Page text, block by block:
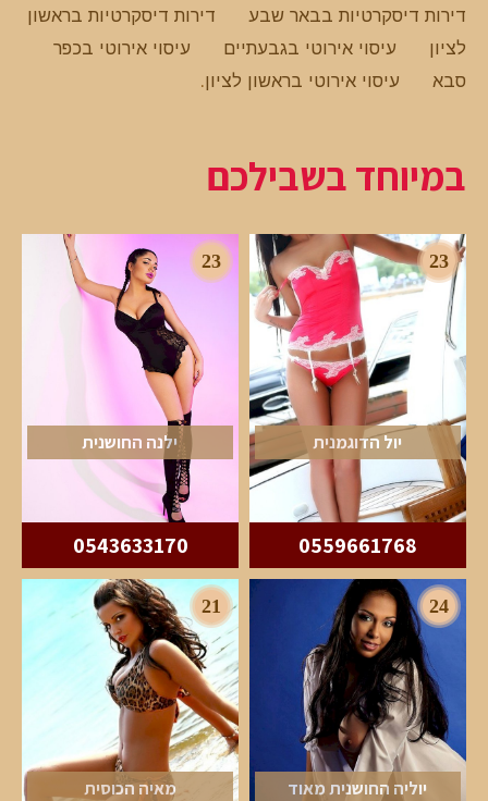
דירות דיסקרטיות בבאר שבע
דירות דיסקרטיות בראשון
לציון
עיסוי אירוטי בגבעתיים
עיסוי אירוטי בכפר
סבא
עיסוי אירוטי בראשון לציון.
במיוחד בשבילכם
23
יול הדוגמנית
0559661768
23
ילנה החושנית
0543633170
24
יוליה החושנית מאוד
21
מאיה הכוסית